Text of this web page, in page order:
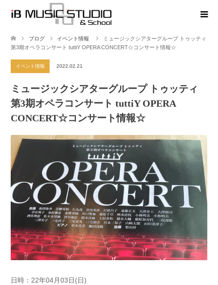
ブログ イベント情報
ミュージックシアターグループ トゥッティ
第3期オペラコンサート tuttiY OPERA CONCERT☆コンサート情報☆
イベント情報 2022.02.21
ミュージックシアターグループ トゥッティ
第3期オペラコンサート tuttiY OPERA
CONCERT☆コンサート情報☆
日時：22年04月03日(日)